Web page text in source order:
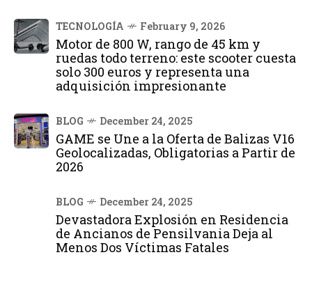
TECNOLOGÍA February 9, 2026
Motor de 800 W, rango de 45 km y
ruedas todo terreno: este scooter cuesta
solo 300 euros y representa una
adquisición impresionante
BLOG December 24, 2025
GAME se Une a la Oferta de Balizas V16
Geolocalizadas, Obligatorias a Partir de
2026
BLOG December 24, 2025
Devastadora Explosión en Residencia
de Ancianos de Pensilvania Deja al
Menos Dos Víctimas Fatales